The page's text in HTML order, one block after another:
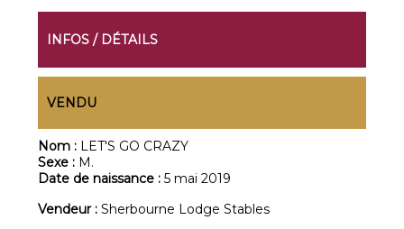
INFOS / DÉTAILS
VENDU
Nom : LET'S GO CRAZY
Sexe : M.
Date de naissance :5 mai 2019
Vendeur :Sherbourne Lodge Stables